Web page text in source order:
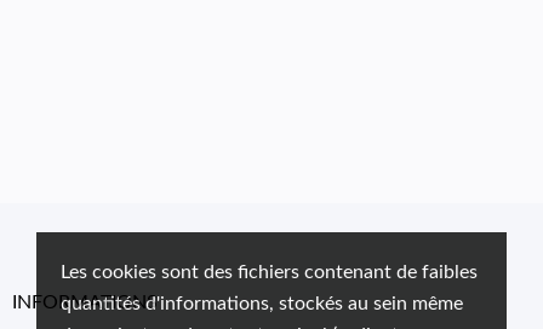
Les cookies sont des fichiers contenant de faibles
quantités d'informations, stockés au sein même
INFORMATIONS